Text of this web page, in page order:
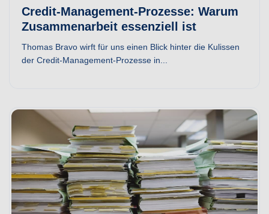
Credit-Management-Prozesse: Warum
Zusammenarbeit essenziell ist
Thomas Bravo wirft für uns einen Blick hinter die Kulissen
der Credit-Management-Prozesse in...